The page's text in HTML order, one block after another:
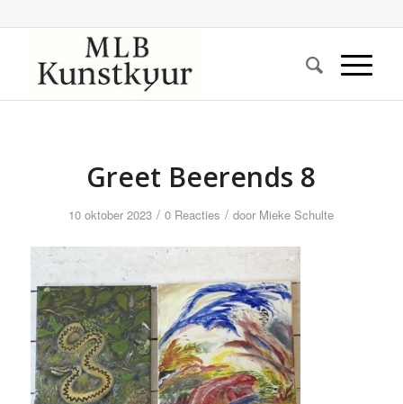
Greet Beerends 8
10 oktober 2023 / 0 Reacties / door Mieke Schulte